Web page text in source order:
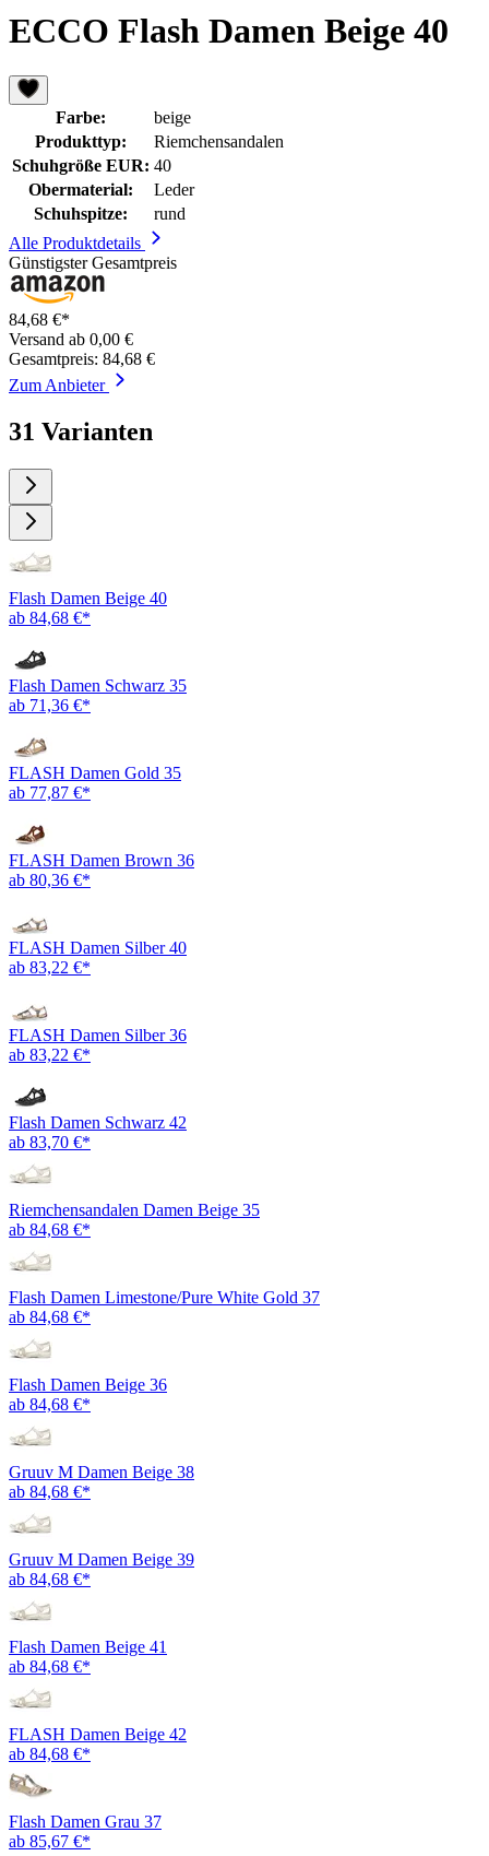
ECCO Flash Damen Beige 40
Farbe:
beige
Produkttyp:
Riemchensandalen
Schuhgröße EUR: 40
Obermaterial:
Leder
Schuhspitze:
rund
Alle Produktdetails
Günstigster Gesamtpreis
84,68 €*
Versand ab 0,00 €
Gesamtpreis: 84,68 €
Zum Anbieter
31 Varianten
Flash Damen Beige 40
ab 84,68 €*
Flash Damen Schwarz 35
ab 71,36 €*
FLASH Damen Gold 35
ab 77,87 €*
FLASH Damen Brown 36
ab 80,36 €*
FLASH Damen Silber 40
ab 83,22 €*
FLASH Damen Silber 36
ab 83,22 €*
Flash Damen Schwarz 42
ab 83,70 €*
Riemchensandalen Damen Beige 35
ab 84,68 €*
Flash Damen Limestone/Pure White Gold 37
ab 84,68 €*
Flash Damen Beige 36
ab 84,68 €*
Gruuv M Damen Beige 38
ab 84,68 €*
Gruuv M Damen Beige 39
ab 84,68 €*
Flash Damen Beige 41
ab 84,68 €*
FLASH Damen Beige 42
ab 84,68 €*
Flash Damen Grau 37
ab 85,67 €*